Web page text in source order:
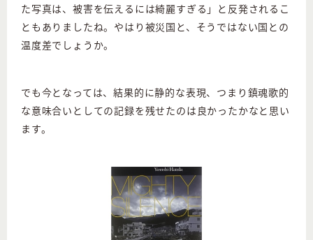
た写真は、被害を伝えるには綺麗すぎる」と反発されるこ
ともありましたね。やはり被災国と、そうではない国との
温度差でしょうか。
でも今となっては、結果的に静的な表現、つまり鎮魂歌的
な意味合いとしての記録を残せたのは良かったかなと思い
ます。